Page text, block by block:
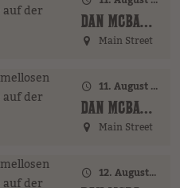
DAN MCBAKER (GER)
Main Street
11. August 2026 · 20:00 Uhr
DAN MCBAKER (GER)
Main Street
12. August 2026 · 17:00 Uhr – 18:00 Uhr